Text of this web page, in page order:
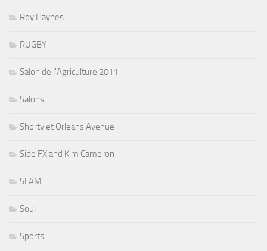
Roy Haynes
RUGBY
Salon de l'Agriculture 2011
Salons
Shorty et Orleans Avenue
Side FX and Kim Cameron
SLAM
Soul
Sports